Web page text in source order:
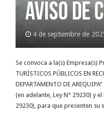
AVISO DE
4 de septiembre de
Se convoca a la(s) Empresa(s)
TURÍSTICOS PÚBLICOS EN
DEPARTAMENTO DE
(en adelante, Ley N° 29230) y
29230), para que presenten